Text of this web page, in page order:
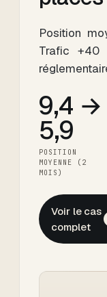
Position
Trafic +40
9,4 →
5,9
POSITION
MOYENNE (2
MOIS)
Voir le cas
complet